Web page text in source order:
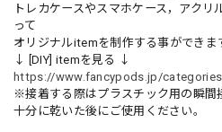
トレカケースやスマホケース，アク
って
オリジナルitemを制作する事ができ
↓ [DIY] itemを見る ↓
https://www.fancypods.jp/
※接着する際はプラスチック用の瞬間
十分に乾いた後にご使用ください。